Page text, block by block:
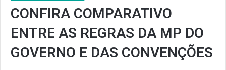
CONFIRA COMPARATIVO
ENTRE AS REGRAS DA MP DO
GOVERNO E DAS CONVENÇÕES